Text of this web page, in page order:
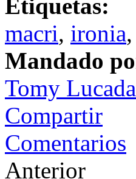
Etiquetas:
macri, ironia,
Mandado
Tomy
Compartir
Comentarios
Anterior